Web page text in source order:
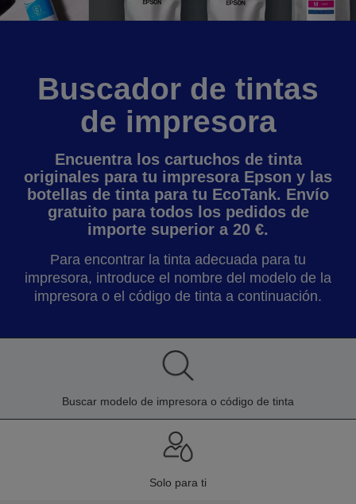
Buscador de tintas
de impresora
Encuentra los cartuchos de tinta
originales para tu impresora Epson y las
botellas de tinta para tu EcoTank. Envío
gratuito para todos los pedidos de
importe superior a 20 €.
Para encontrar la tinta adecuada para tu
impresora, introduce el nombre del modelo de la
impresora o el código de tinta a continuación.
Buscar modelo de impresora o código de tinta
Solo para ti